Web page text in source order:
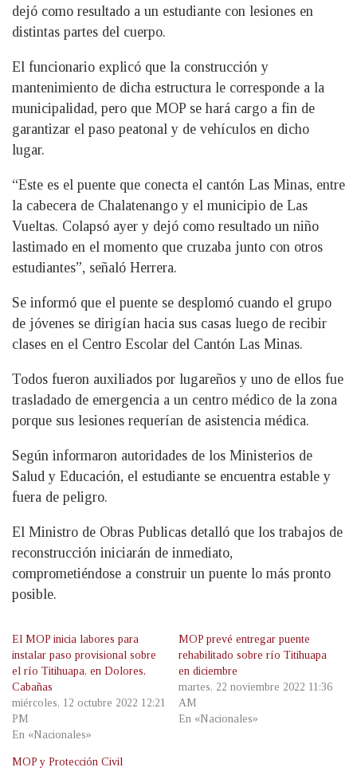
dejó como resultado a un estudiante con lesiones en
distintas partes del cuerpo.
El funcionario explicó que la construcción y
mantenimiento de dicha estructura le corresponde a la
municipalidad, pero que MOP se hará cargo a fin de
garantizar el paso peatonal y de vehículos en dicho
lugar.
“Este es el puente que conecta el cantón Las Minas, entre
la cabecera de Chalatenango y el municipio de Las
Vueltas. Colapsó ayer y dejó como resultado un niño
lastimado en el momento que cruzaba junto con otros
estudiantes”, señaló Herrera.
Se informó que el puente se desplomó cuando el grupo
de jóvenes se dirigían hacia sus casas luego de recibir
clases en el Centro Escolar del Cantón Las Minas.
Todos fueron auxiliados por lugareños y uno de ellos fue
trasladado de emergencia a un centro médico de la zona
porque sus lesiones requerían de asistencia médica.
Según informaron autoridades de los Ministerios de
Salud y Educación, el estudiante se encuentra estable y
fuera de peligro.
El Ministro de Obras Publicas detalló que los trabajos de
reconstrucción iniciarán de inmediato,
comprometiéndose a construir un puente lo más pronto
posible.
El MOP inicia labores para
instalar paso provisional sobre
el río Titihuapa, en Dolores,
Cabañas
miércoles, 12 octubre 2022 12:21
PM
En «Nacionales»
MOP prevé entregar puente
rehabilitado sobre río Titihuapa
en diciembre
martes, 22 noviembre 2022 11:36
AM
En «Nacionales»
MOP y Protección Civil